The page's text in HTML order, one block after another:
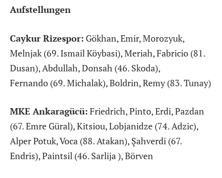
Aufstellungen
Caykur Rizespor: Gökhan, Emir, Morozyuk,
Melnjak (69. Ismail Köybasi), Meriah, Fabricio (81.
Dusan), Abdullah, Donsah (46. Skoda),
Fernando (69. Michalak), Boldrin, Remy (83. Tunay)
MKE Ankaragücü: Friedrich, Pinto, Erdi, Pazdan
(67. Emre Güral), Kitsiou, Lobjanidze (74. Adzic),
Alper Potuk, Voca (88. Atakan), Şahverdi (67.
Endris), Paintsil (46. Sarlija ), Börven